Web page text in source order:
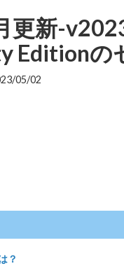
更新-
Editionの
05/02
？